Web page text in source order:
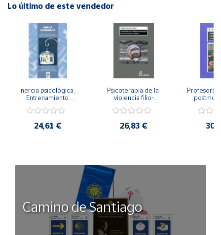
Lo último de este vendedor
Inercia psicológica.
Entrenamiento
Igualdad de Género.
24,61 €
Psicoterapia de la
violencia filio-
secreto y la
26,83 €
Camino de Santiago